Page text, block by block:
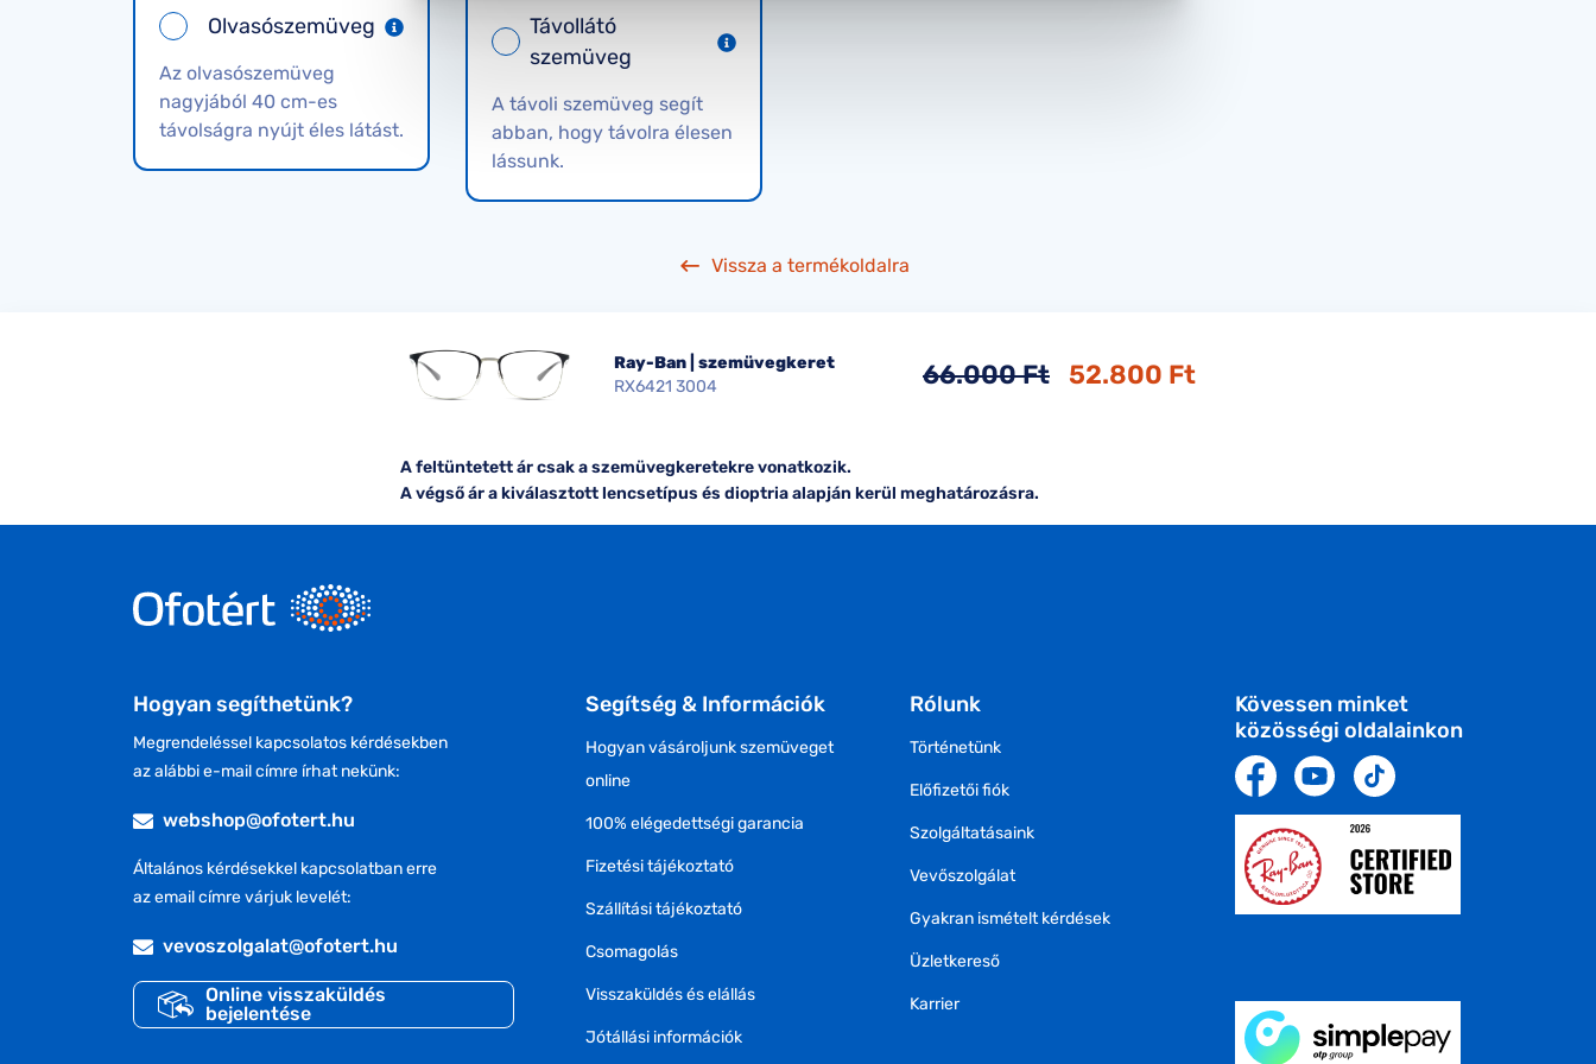
Olvasószemüveg
Az olvasószemüveg
nagyjából 40 cm-es
távolságra nyújt éles látást.
Távollátó
szemüveg
A távoli szemüveg segít
abban, hogy távolra élesen
lássunk.
Vissza a termékoldalra
Ray-Ban | szemüvegkeret
RX6421 3004
52.800 Ft
66.000 Ft
A feltüntetett ár csak a szemüvegkeretekre vonatkozik.
A végső ár a kiválasztott lencsetípus és dioptria alapján kerül meghatározásra.
Hogyan segíthetünk?
Megrendeléssel kapcsolatos kérdésekben
az alábbi e-mail címre írhat nekünk:
webshop@ofotert.hu
Általános kérdésekkel kapcsolatban erre
az email címre várjuk levelét:
vevoszolgalat@ofotert.hu
Online visszaküldés
bejelentése
Segítség & Információk
Hogyan vásároljunk szemüveget
online
100% elégedettségi garancia
Fizetési tájékoztató
Szállítási tájékoztató
Csomagolás
Visszaküldés és elállás
Jótállási információk
Rólunk
Történetünk
Előfizetői fiók
Szolgáltatásaink
Vevőszolgálat
Gyakran ismételt kérdések
Üzletkereső
Karrier
Kövessen minket
közösségi oldalainkon